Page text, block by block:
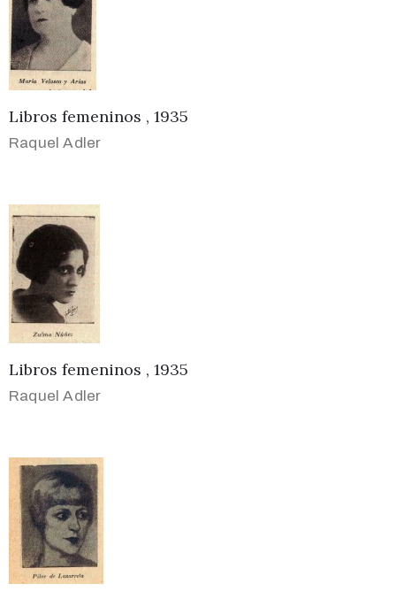
Libros femeninos , 1935
Raquel Adler
Libros femeninos , 1935
Raquel Adler